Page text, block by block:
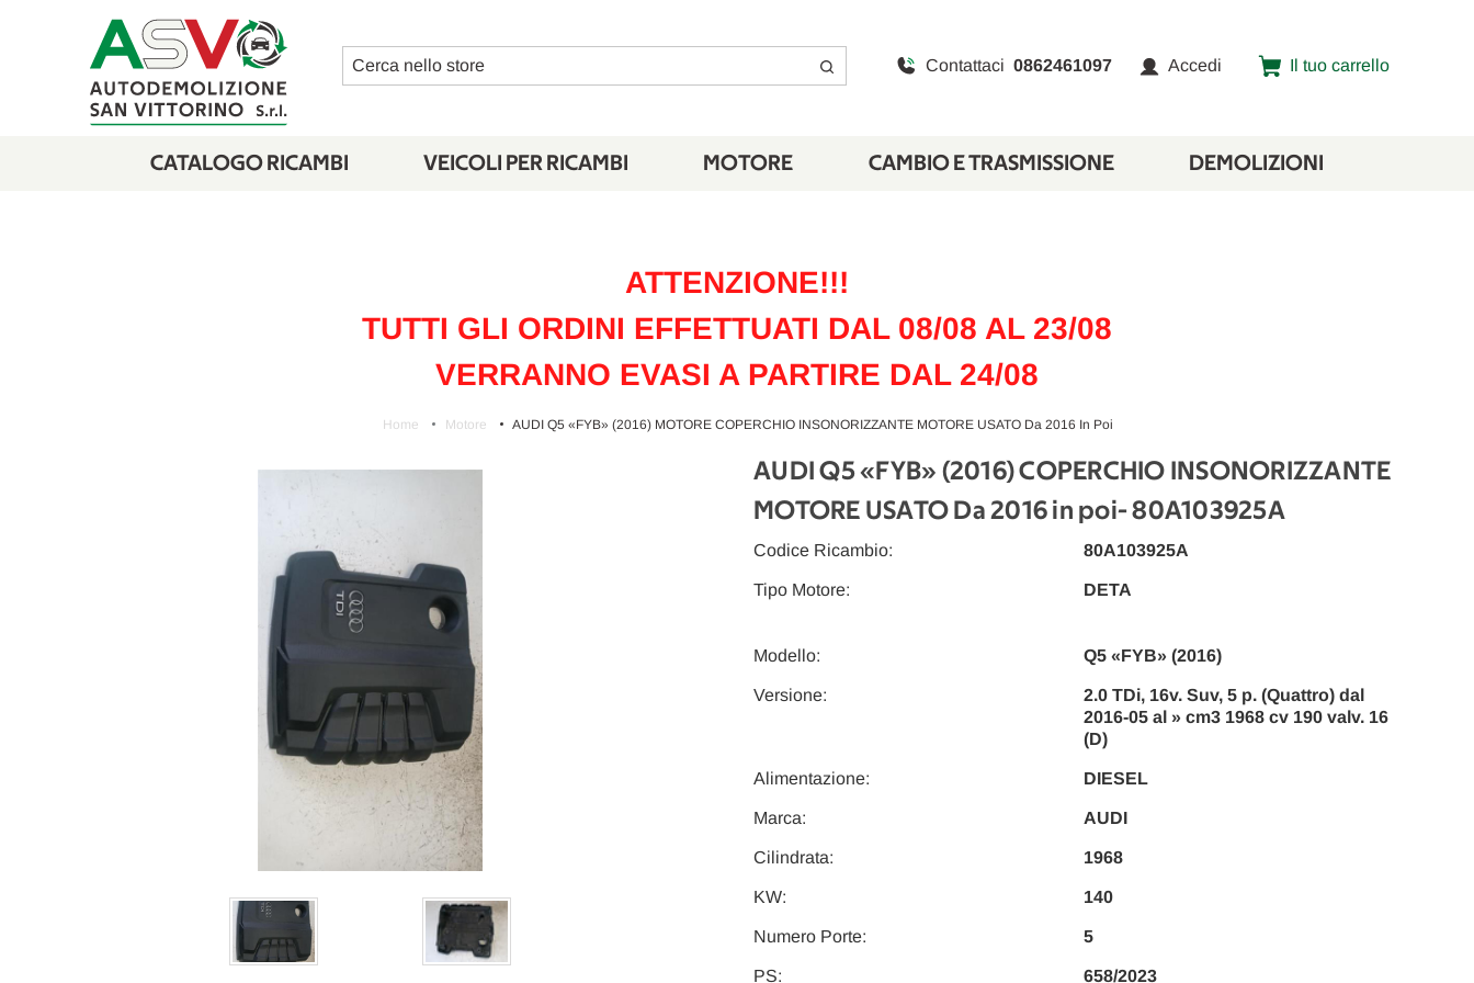
Cerca Contattaci 0862461097 Accedi Il tuo carrello
CATALOGO RICAMBI VEICOLI PER RICAMBI MOTORE CAMBIO E TRASMISSIONE DEMOLIZIONI
ATTENZIONE!!!
TUTTI GLI ORDINI EFFETTUATI DAL 08/08 AL 23/08
VERRANNO EVASI A PARTIRE DAL 24/08
Home Motore AUDI Q5 «FYB» (2016) MOTORE COPERCHIO INSONORIZZANTE MOTORE USATO Da 2016 In Poi
AUDI Q5 «FYB» (2016) COPERCHIO INSONORIZZANTE
MOTORE USATO Da 2016 in poi- 80A103925A
Modello: Q5 «FYB» (2016)
Versione:
2.0 TDi, 16v. Suv, 5 p. (Quattro) dal
2016-05 al » cm3 1968 cv 190 valv. 16
(D)
Codice Ricambio: 80A103925A
Cilindrata: 1968
Alimentazione: DIESEL
Tipo Motore: DETA
Marca: AUDI
KW: 140
Numero Porte: 5
PS: 658/2023